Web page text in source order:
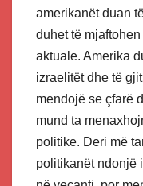
amerikanët duan
duhet të
aktuale. Amerika
izraelitët dhe të
mendojë se çfarë
mund ta
politike. Deri më
politikanët ndonjë